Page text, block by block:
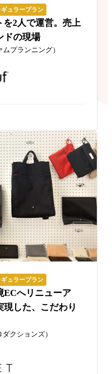
ギュラープラン
2人で運営。売上
ドの現場
ムプランニング）
ギュラープラン
ECへリニューア
現した、こだわり
クションズ）